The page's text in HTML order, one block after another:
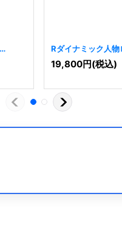
Rダイナミック人物
19,800円(税込)